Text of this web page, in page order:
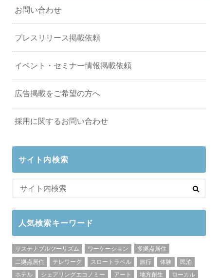
お問い合わせ
プレスリリース掲載依頼
イベント・セミナー情報掲載依頼
広告掲載をご希望の方へ
採用に関するお問い合わせ
サイト内検索
人気検索キーワード
サステナブルツーリズム ワーケーション
多拠点居住
二拠点居住
テレワーク スロートラベル 旅行 体験
民泊
ホテル
シェアリングエコノミー アート 地方創生
ローカル